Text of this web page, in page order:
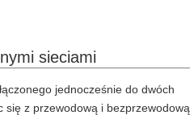
sieciami
jednocześnie do dwóch
się z przewodową i bezprzewodową